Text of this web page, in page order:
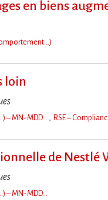
en biens
loin
– MN-MDD… RSE –
de Nestlé
– MN-MDD…